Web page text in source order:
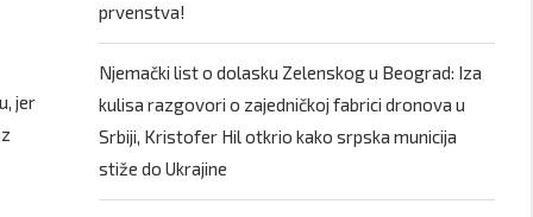
jer
prvenstva!
Njemački list o dolasku Zelenskog u Beograd: Iza
kulisa razgovori o zajedničkoj fabrici dronova u
Srbiji, Kristofer Hil otkrio kako srpska municija
stiže do Ukrajine